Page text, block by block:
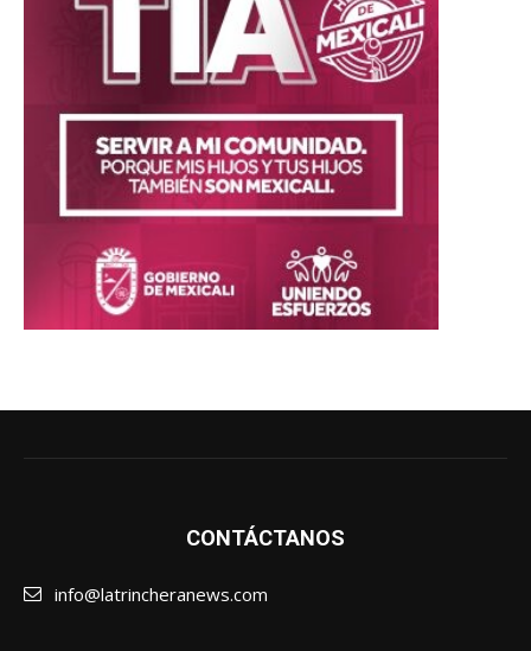
CONTÁCTANOS
info@latrincheranews.com